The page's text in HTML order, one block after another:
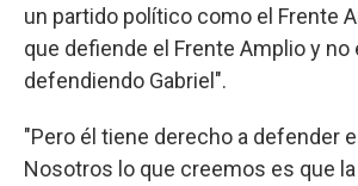
un partido político como el Frente
que defiende el Frente Amplio y no
defendiendo Gabriel".
"Pero él tiene derecho a defender
Nosotros lo que creemos es que